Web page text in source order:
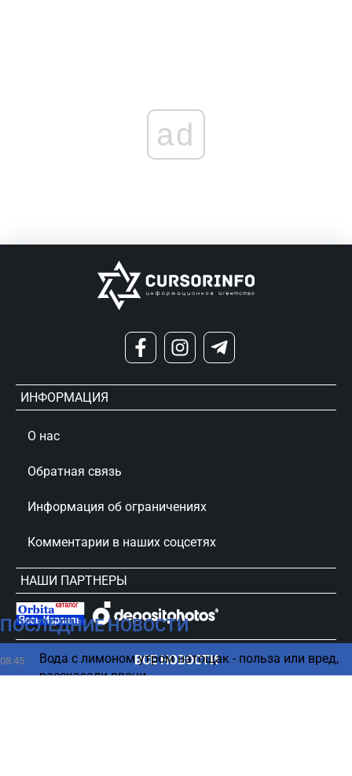
ПОСЛЕДНИЕ НОВОСТИ
08:45
Вода с лимоном утром натощак - польза или вред,
рассказали врачи
ВСЕ НОВОСТИ
ad
ИНФОРМАЦИЯ
О нас
Обратная связь
Информация об ограничениях
Комментарии в наших соцсетях
НАШИ ПАРТНЕРЫ
сursorinfo.co.il © Все права защищены